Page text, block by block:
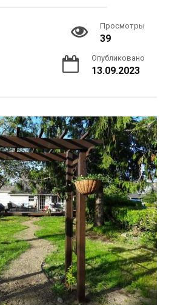
Просмотры
39
Опубликовано
13.09.2023